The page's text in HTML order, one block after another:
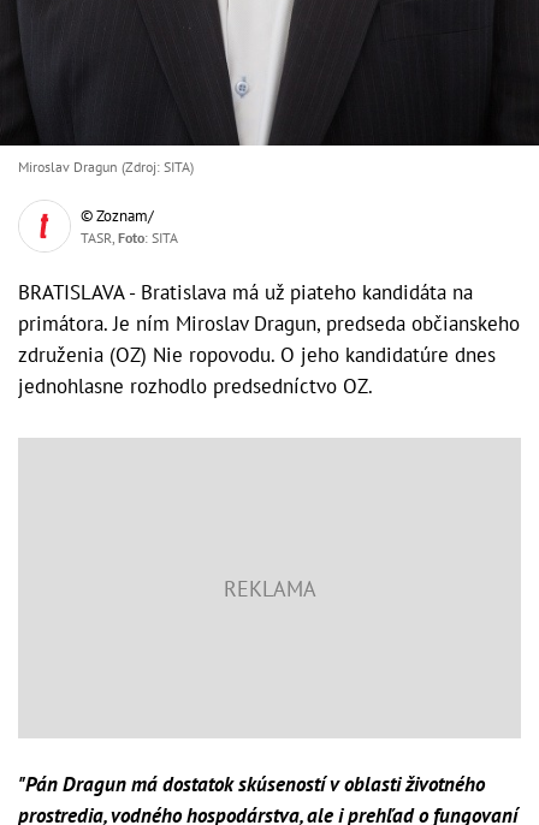
Miroslav Dragun (Zdroj: SITA)
© Zoznam/
TASR, Foto: SITA
BRATISLAVA - Bratislava má už piateho kandidáta na
primátora. Je ním Miroslav Dragun, predseda občianskeho
združenia (OZ) Nie ropovodu. O jeho kandidatúre dnes
jednohlasne rozhodlo predsedníctvo OZ.
"Pán Dragun má dostatok skúseností v oblasti životného
prostredia, vodného hospodárstva, ale i prehľad o fungovaní